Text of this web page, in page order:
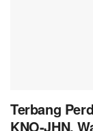
Terbang
KNO-JHN,